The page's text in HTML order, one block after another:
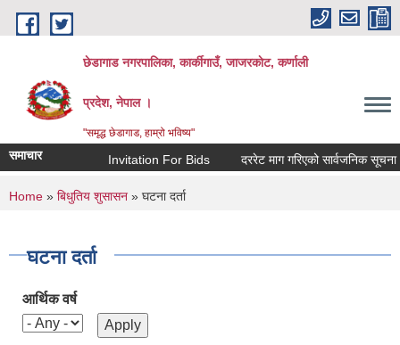
Skip to main content
छेडागाड नगरपालिका, कार्कीगाउँ, जाजरकाेट, कर्णाली
प्रदेश, नेपाल ।
"समृद्ध छेडागाड, हाम्रो भविष्य"
समाचार Invitation For Bids दररेट माग गरिएको सार्वजनिक सूचना।
You are here
Home » बिधुतिय शुसासन » घटना दर्ता
घटना दर्ता
आर्थिक वर्ष